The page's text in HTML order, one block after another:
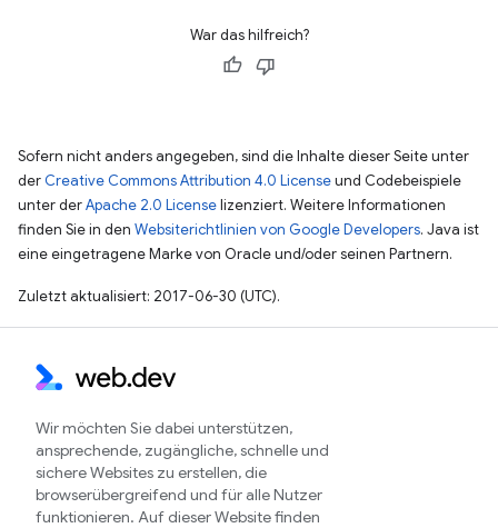
War das hilfreich?
Sofern nicht anders angegeben, sind die Inhalte dieser Seite unter
der Creative Commons Attribution 4.0 Licenseund Codebeispiele
unter derApache 2.0 Licenselizenziert. Weitere Informationen
finden Sie in den Websiterichtlinien von Google Developers. Java ist
eine eingetragene Marke von Oracle und/oder seinen Partnern.
Zuletzt aktualisiert: 2017-06-30 (UTC).
Wir möchten Sie dabei unterstützen,
ansprechende, zugängliche, schnelle und
sichere Websites zu erstellen, die
browserübergreifend und für alle Nutzer
funktionieren. Auf dieser Website finden